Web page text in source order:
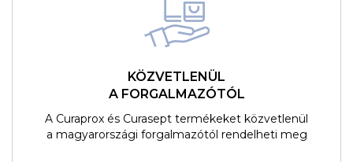
KÖZVETLENÜL
A FORGALMAZÓTÓL
A Curaprox és Curasept termékeket közvetlenül
a magyarországi forgalmazótól rendelheti meg